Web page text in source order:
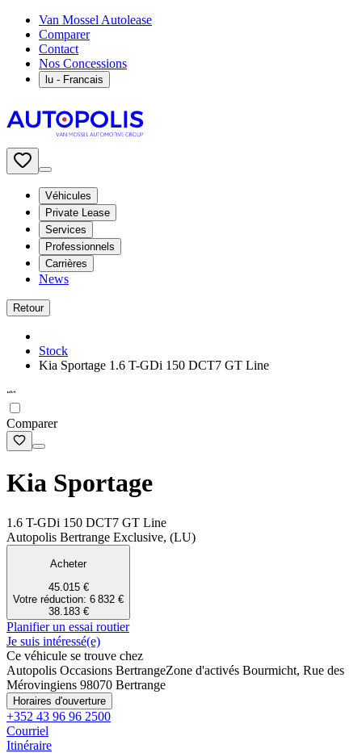
Van Mossel Autolease
Comparer
Contact
Nos Concessions
lu - Francais
Véhicules
Private Lease
Services
Professionnels
Carrières
News
Retour
Stock
Kia Sportage 1.6 T-GDi 150 DCT7 GT Line
Comparer
Kia Sportage
1.6 T-GDi 150 DCT7 GT Line
Autopolis Bertrange Exclusive, (LU)
Acheter
45.015 €
Votre réduction: 6 832 €
38.183 €
Planifier un essai routier
Je suis intéressé(e)
Ce véhicule se trouve chez
Autopolis Occasions BertrangeZone d'activés Bourmicht, Rue des
Mérovingiens 98070 Bertrange
Horaires d'ouverture
+352 43 96 96 2500
Courriel
Itinéraire